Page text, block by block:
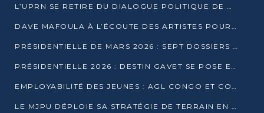
L’UPRN SE RETIRE DU DIALOGUE POLITIQUE DE DJAMBALA : TENSIONS DANS LE PRÉ-ÉLECTORAL CONGOLAIS
DAVE MAFOULA À L’ÉCOUTE DES ARTISTES POUR REDÉFINIR SA POLITIQUE CULTURELLE
PRÉSIDENTIELLE DE MARS 2026 : SEPT DOSSIERS DE CANDIDATURE ENREGISTRÉS À LA CLÔTURE DES DÉPÔTS
PRÉSIDENTIELLE 2026 : DESTIN GAVET SE POSE EN CANDIDAT DU « RAS-LE-BOL »
EMPLOYABILITÉ DES JEUNES : AGL CONGO ET CONGO TERMINAL S’ALLIENT À UCAC-ICAM
LE MJPU DÉPLOIE SA STRATÉGIE DE TERRAIN EN FAVEUR DE DSN